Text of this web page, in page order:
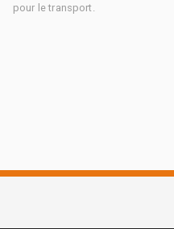
pour le transport.